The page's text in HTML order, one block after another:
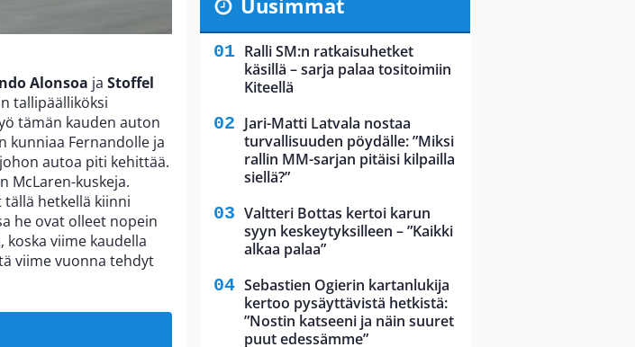
Alonsoa ja Stoffel
tallipäälliköksi
tämän kauden auton
kunniaa Fernandolle ja
autoa piti kehittää.
McLaren-kuskeja.
tällä hetkellä kiinni
he ovat olleet nopein
viime kaudella
viime vuonna tehdyt
Uusimmat
Ralli SM:n ratkaisuhetket
käsillä – sarja palaa tositoimiin
Kiteellä
Jari-Matti Latvala nostaa
turvallisuuden pöydälle: ”Miksi
rallin MM-sarjan pitäisi kilpailla
siellä?”
Valtteri Bottas kertoi karun
syyn keskeytyksilleen – ”Kaikki
alkaa palaa”
Sebastien Ogierin kartanlukija
kertoo pysäyttävistä hetkistä:
”Nostin katseeni ja näin suuret
puut edessämme”